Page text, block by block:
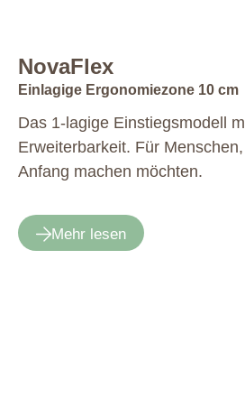
NovaFlex
Einlagige Ergonomiezone 10 cm
Das 1-lagige Einstiegsmodell
Erweiterbarkeit. Für
Anfang machen möchten.
Mehr lesen